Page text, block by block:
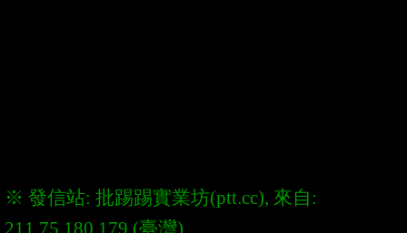
※ 發信站: 批踢踢實業坊(ptt.cc), 來自: